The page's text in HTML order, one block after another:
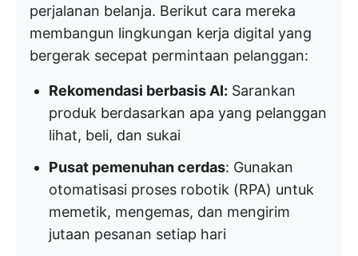
perjalanan belanja. Berikut cara mereka
membangun lingkungan kerja digital yang
bergerak secepat permintaan pelanggan:
Rekomendasi berbasis AI: Sarankan
produk berdasarkan apa yang pelanggan
lihat, beli, dan sukai
Pusat pemenuhan cerdas: Gunakan
otomatisasi proses robotik (RPA) untuk
memetik, mengemas, dan mengirim
jutaan pesanan setiap hari